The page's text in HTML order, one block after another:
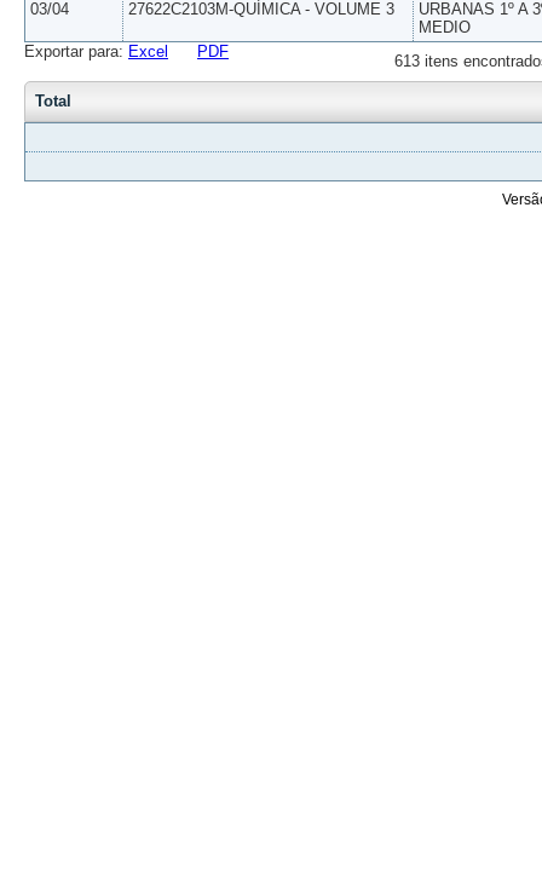
03/04 27622C2103M-QUÍMICA - VOLUME 3
URBANAS 1º A
MEDIO
613 itens
Exportar para: Excel PDF
Total